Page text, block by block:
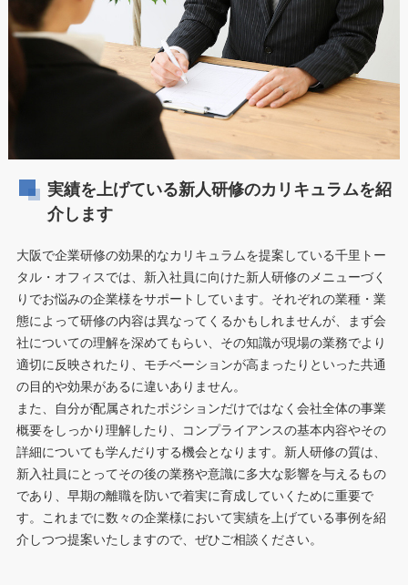
実績を上げている新人研修のカリキュラムを紹
介します
大阪で企業研修の効果的なカリキュラムを提案している千里トー
タル・オフィスでは、新入社員に向けた新人研修のメニューづく
りでお悩みの企業様をサポートしています。それぞれの業種・業
態によって研修の内容は異なってくるかもしれませんが、まず会
社についての理解を深めてもらい、その知識が現場の業務でより
適切に反映されたり、モチベーションが高まったりといった共通
の目的や効果があるに違いありません。
また、自分が配属されたポジションだけではなく会社全体の事業
概要をしっかり理解したり、コンプライアンスの基本内容やその
詳細についても学んだりする機会となります。新人研修の質は、
新入社員にとってその後の業務や意識に多大な影響を与えるもの
であり、早期の離職を防いで着実に育成していくために重要で
す。これまでに数々の企業様において実績を上げている事例を紹
介しつつ提案いたしますので、ぜひご相談ください。